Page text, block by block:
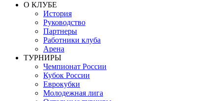
О КЛУБЕ
История
Руководство
Партнеры
Работники клуба
Арена
ТУРНИРЫ
Чемпионат России
Кубок России
Еврокубки
Молодежная лига